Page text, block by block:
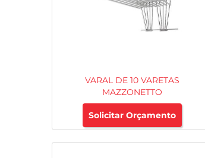
VARAL DE 10 VARETAS
MAZZONETTO
Solicitar Orçamento